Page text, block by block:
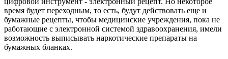
время будет переходным, то есть, будут действовать еще и
бумажные рецепты, чтобы медицинские учреждения, пока не
работающие с электронной системой здравоохранения, имели
возможность выписывать наркотические препараты на
бумажных бланках.